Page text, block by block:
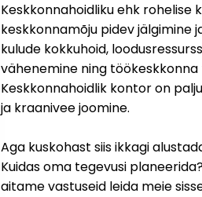
Keskkonnahoidliku ehk
keskkonnamõju pidev jälgimine
kulude kokkuhoid,
vähenemine ning
Keskkonnahoidlik kontor on
ja kraanivee joomine.
Aga kuskohast siis ikkagi
Kuidas oma tegevusi
aitame vastuseid leida meie